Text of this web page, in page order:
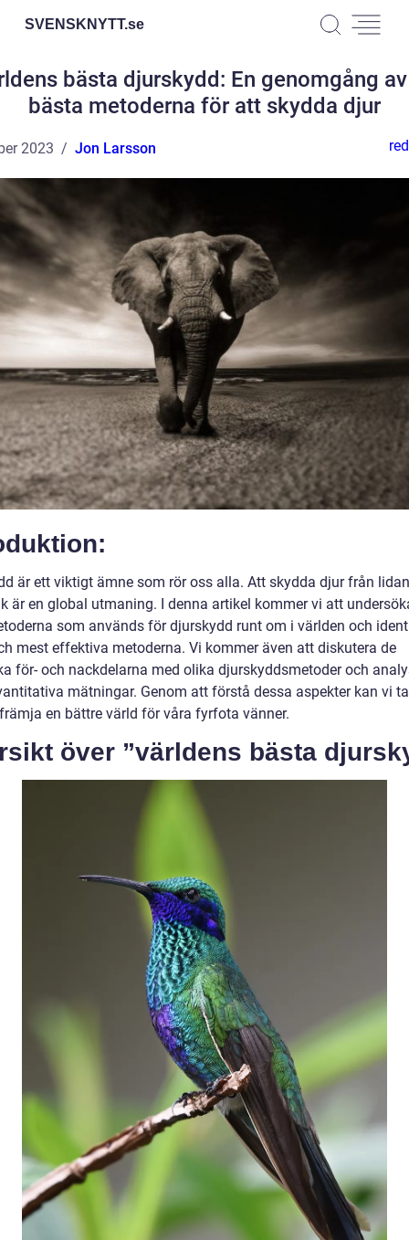
SVENSKNYTT.se
bästa djurskydd: En genomgång
bästa metoderna för att skydda djur
2023 Jon Larsson
är ett viktigt ämne som rör oss alla. Att skydda djur från
är en global utmaning. I denna artikel kommer vi att
som används för djurskydd runt om i världen och
mest effektiva metoderna. Vi kommer även att diskutera de
för- och nackdelarna med olika djurskyddsmetoder och
mätningar. Genom att förstå dessa aspekter kan vi
en bättre värld för våra fyrfota vänner.
över ”världens bästa